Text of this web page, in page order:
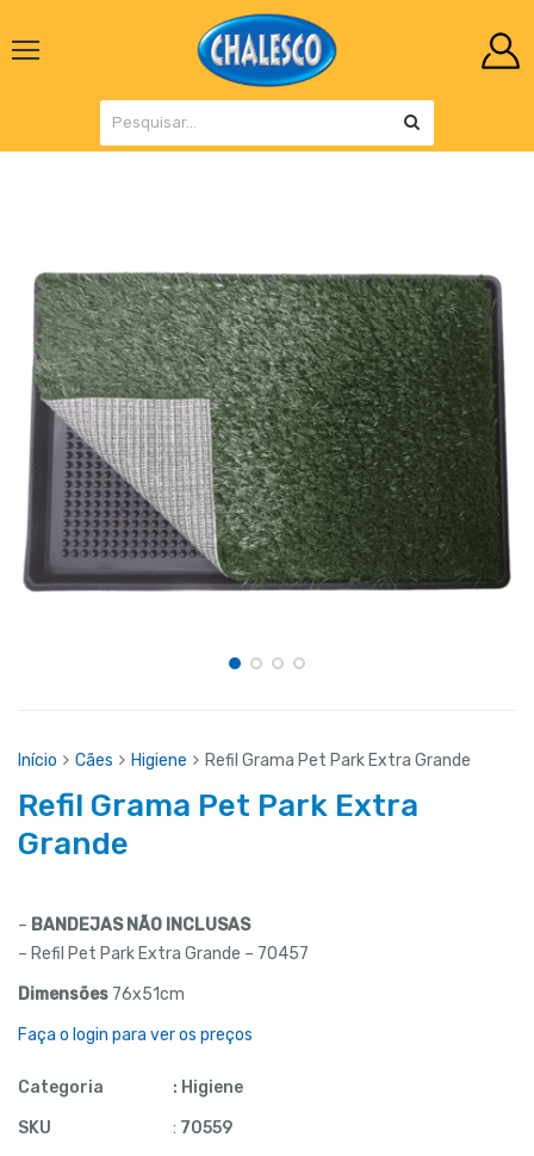
Início Cães Higiene Refil Grama Pet Park Extra Grande
Refil Grama Pet Park Extra
Grande
– BANDEJAS NÃO INCLUSAS
– Refil Pet Park Extra Grande – 70457
Dimensões 76x51cm
Faça o login para ver os preços
Categoria : Higiene
SKU
: 70559